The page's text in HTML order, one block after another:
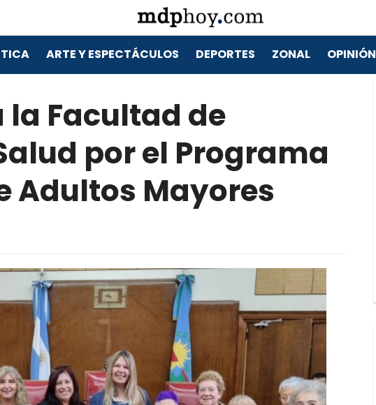
ARTE Y ESPECTÁCULOS DEPORTES ZONAL OPINIÓN
Facultad de
por el Programa
Adultos Mayores